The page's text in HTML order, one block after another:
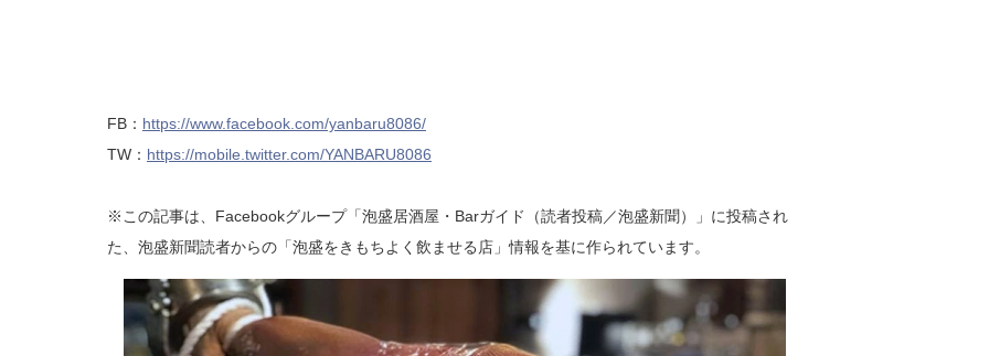
FB： https://www.facebook.com/yanbaru8086/
TW： https://mobile.twitter.com/YANBARU8086
※この記事は、Facebookグループ「泡盛居酒屋・Barガイド（読者投稿／泡盛新聞）」に投稿され
た、泡盛新聞読者からの「泡盛をきもちよく飲ませる店」情報を基に作られています。